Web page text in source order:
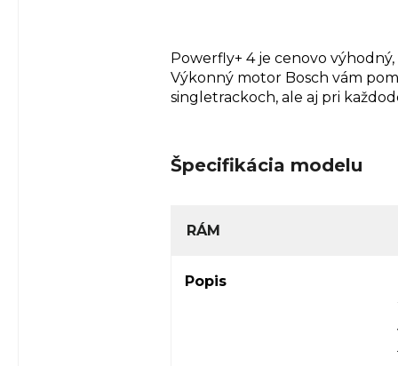
Powerfly+ 4 je cenovo
Výkonný motor Bosch vám
singletrackoch, ale aj pri
Špecifikácia modelu
RÁM
Popis